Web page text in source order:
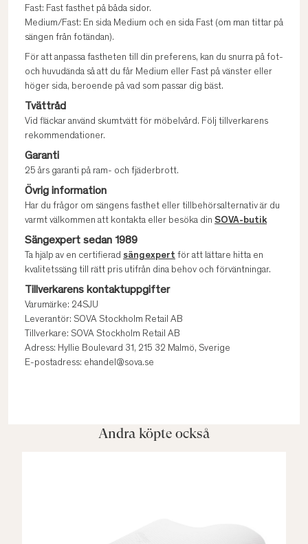
Fast: Fast fasthet på båda sidor.
Medium/Fast: En sida Medium och en sida Fast (om man tittar på
sängen från fotändan).
För att anpassa fastheten till din preferens, kan du snurra på fot-
och huvudända så att du får Medium eller Fast på vänster eller
höger sida, beroende på vad som passar dig bäst.
Tvättråd
Vid fläckar använd skumtvätt för möbelvård. Följ tillverkarens
rekommendationer.
Garanti
25 års garanti på ram- och fjäderbrott.
Övrig information
Har du frågor om sängens fasthet eller tillbehörsalternativ är du
varmt välkommen att kontakta eller besöka din SOVA-butik
Sängexpert sedan 1989
Ta hjälp av en certifierad sängexpert för att lättare hitta en
kvalitetssäng till rätt pris utifrån dina behov och förväntningar.
Tillverkarens kontaktuppgifter
Varumärke: 24SJU
Leverantör: SOVA Stockholm Retail AB
Tillverkare: SOVA Stockholm Retail AB
Adress: Hyllie Boulevard 31, 215 32 Malmö, Sverige
E-postadress: ehandel@sova.se
Andra köpte också